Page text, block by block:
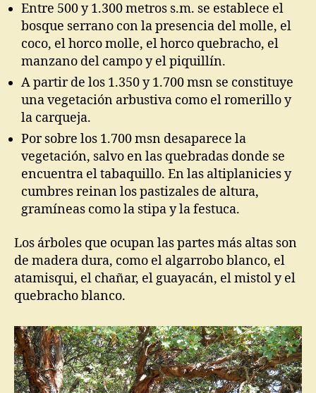
Entre 500 y 1.300 metros s.m. se establece el
bosque serrano con la presencia del molle, el
coco, el horco molle, el horco quebracho, el
manzano del campo y el piquillín.
A partir de los 1.350 y 1.700 msn se constituye
una vegetación arbustiva como el romerillo y
la carqueja.
Por sobre los 1.700 msn desaparece la
vegetación, salvo en las quebradas donde se
encuentra el tabaquillo. En las altiplanicies y
cumbres reinan los pastizales de altura,
gramíneas como la stipa y la festuca.
Los árboles que ocupan las partes más altas son
de madera dura, como el algarrobo blanco, el
atamisqui, el chañar, el guayacán, el mistol y el
quebracho blanco.